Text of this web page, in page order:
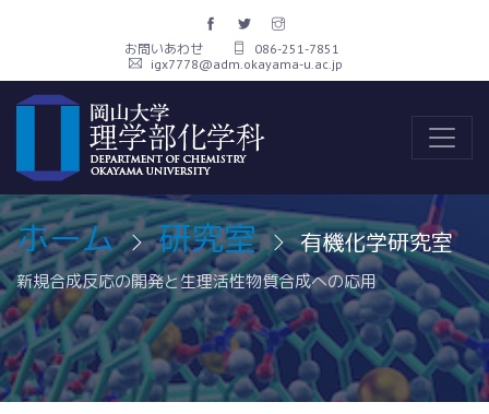
お問いあわせ
086-251-7851
igx7778@adm.okayama-u.ac.jp
ホーム 研究室 有機化学研究室
新規合成反応の開発と生理活性物質合成への応用